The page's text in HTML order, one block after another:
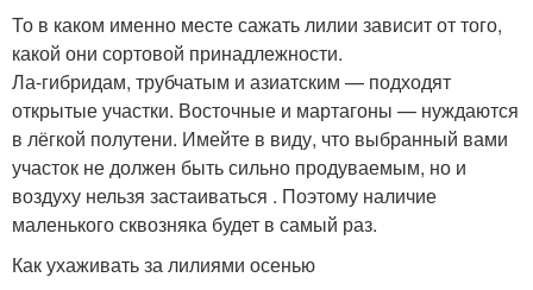
То в каком именно месте сажать лилии зависит от того,
какой они сортовой принадлежности.
Ла-гибридам, трубчатым и азиатским — подходят
открытые участки. Восточные и мартагоны — нуждаются
в лёгкой полутени. Имейте в виду, что выбранный вами
участок не должен быть сильно продуваемым, но и
воздуху нельзя застаиваться . Поэтому наличие
маленького сквозняка будет в самый раз.
Как ухаживать за лилиями осенью